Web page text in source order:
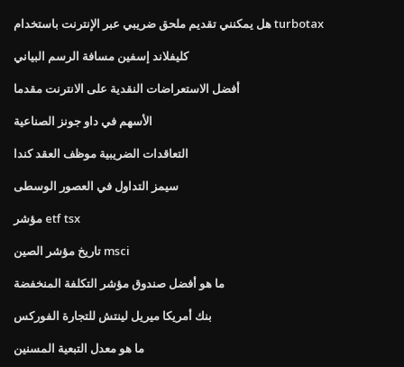
هل يمكنني تقديم ملحق ضريبي عبر الإنترنت باستخدام turbotax
كليفلاند إسفين مسافة الرسم البياني
أفضل الاستعراضات النقدية على الانترنت مقدما
الأسهم في داو جونز الصناعية
التعاقدات الضريبية موظف العقد كندا
سيمز التداول في العصور الوسطى
مؤشر etf tsx
تاريخ مؤشر الصين msci
ما هو أفضل صندوق مؤشر التكلفة المنخفضة
بنك أمريكا ميريل لينتش للتجارة الفوركس
ما هو معدل التبعية المسنين